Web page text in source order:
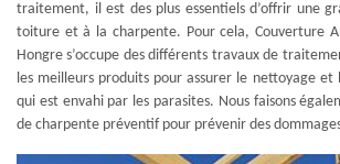
traitement, il est des plus essentiels d’offrir une
toiture et à la charpente. Pour cela, Couverture
Hongre s’occupe des différents travaux de
les meilleurs produits pour assurer le nettoyage
qui est envahi par les parasites. Nous faisons
de charpente préventif pour prévenir des